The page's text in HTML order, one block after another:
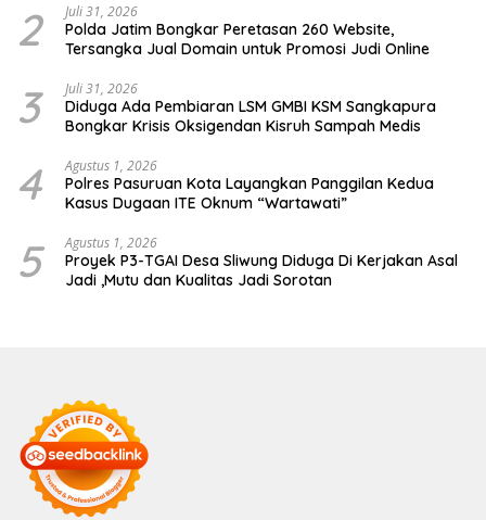
2 Juli 31, 2026
Polda Jatim Bongkar Peretasan 260 Website,
Tersangka Jual Domain untuk Promosi Judi Online
3 Juli 31, 2026
Diduga Ada Pembiaran LSM GMBI KSM Sangkapura
Bongkar Krisis Oksigendan Kisruh Sampah Medis
4 Agustus 1, 2026
Polres Pasuruan Kota Layangkan Panggilan Kedua
Kasus Dugaan ITE Oknum “Wartawati”
5 Agustus 1, 2026
Proyek P3-TGAI Desa Sliwung Diduga Di Kerjakan Asal
Jadi ,Mutu dan Kualitas Jadi Sorotan